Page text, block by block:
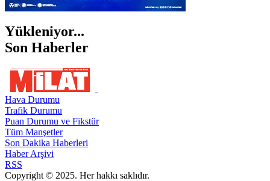
Yükleniyor...
Son Haberler
Hava Durumu
Trafik Durumu
Puan Durumu ve Fikstür
Tüm Manşetler
Son Dakika Haberleri
Haber Arşivi
RSS
Copyright © 2025. Her hakkı saklıdır.